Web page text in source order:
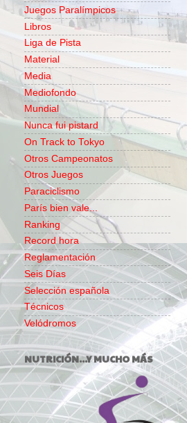
Juegos Paralímpicos
Libros
Liga de Pista
Material
Media
Mediofondo
Mundial
Nunca fui pistard
On Track to Tokyo
Otros Campeonatos
Otros Juegos
Paraciclismo
París bien vale...
Ranking
Record hora
Reglamentación
Seis Días
Selección española
Técnicos
Velódromos
NUTRICIÓN...Y MUCHO MÁS